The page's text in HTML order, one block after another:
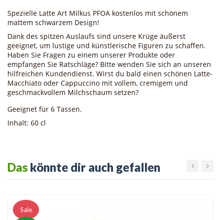
Spezielle Latte Art Milkus PFOA kostenlos mit schönem
mattem schwarzem Design!
Dank des spitzen Auslaufs sind unsere Krüge äußerst
geeignet, um lustige und künstlerische Figuren zu schaffen.
Haben Sie Fragen zu einem unserer Produkte oder
empfangen Sie Ratschläge? Bitte wenden Sie sich an unseren
hilfreichen Kundendienst. Wirst du bald einen schönen Latte-
Macchiato oder Cappuccino mit vollem, cremigem und
geschmackvollem Milchschaum setzen?
Geeignet für 6 Tassen.
Inhalt: 60 cl
Das könnte dir auch gefallen
Sale